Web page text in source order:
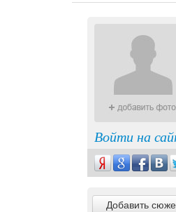
Войти на
Добавить